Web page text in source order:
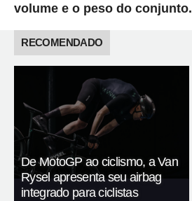
volume e o peso do conjunto.
RECOMENDADO
De MotoGP ao ciclismo, a Van
Rysel apresenta seu airbag
integrado para ciclistas